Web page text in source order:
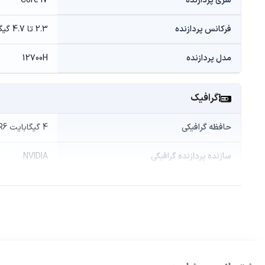
فرکانس پردازنده 2.3 تا 4.7 گیگاهرتز
مدل پردازنده 12700H
گرافیک
حافظه گرافیکی 4 گیگابایت GDDR6
سازنده پردازنده گرافیکی NVIDIA
مدل پردازنده گرافیکی RTX 3050Ti